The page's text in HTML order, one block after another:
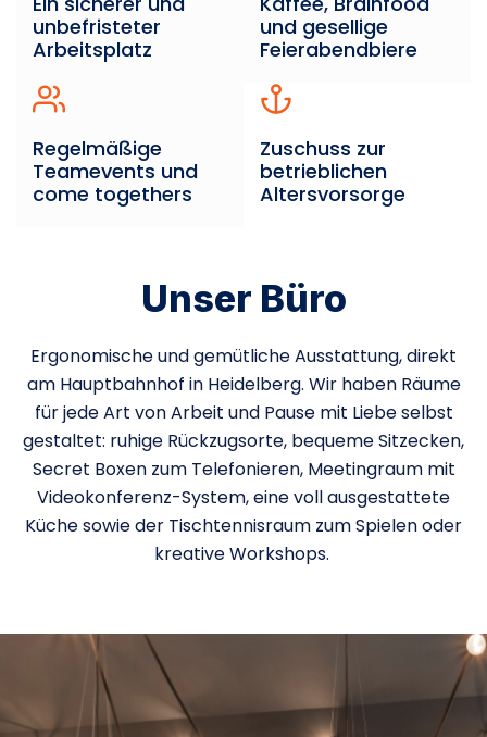
unbefristeter
Arbeitsplatz
und gesellige
Feierabendbiere
Regelmäßige
Teamevents und
come togethers
Zuschuss zur
betrieblichen
Altersvorsorge
Unser Büro
Ergonomische und gemütliche Ausstattung, direkt
am Hauptbahnhof in Heidelberg. Wir haben Räume
für jede Art von Arbeit und Pause mit Liebe selbst
gestaltet: ruhige Rückzugsorte, bequeme Sitzecken,
Secret Boxen zum Telefonieren, Meetingraum mit
Videokonferenz-System, eine voll ausgestattete
Küche sowie der Tischtennisraum zum Spielen oder
kreative Workshops.